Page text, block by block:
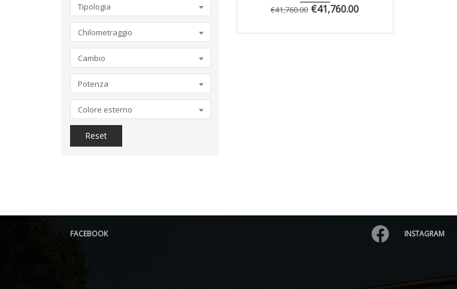
Tipologia
Chilometraggio
Cambio
Potenza
Colore esterno
Reset
€41,760.00 €41,760.00
FACEBOOK INSTAGRAM